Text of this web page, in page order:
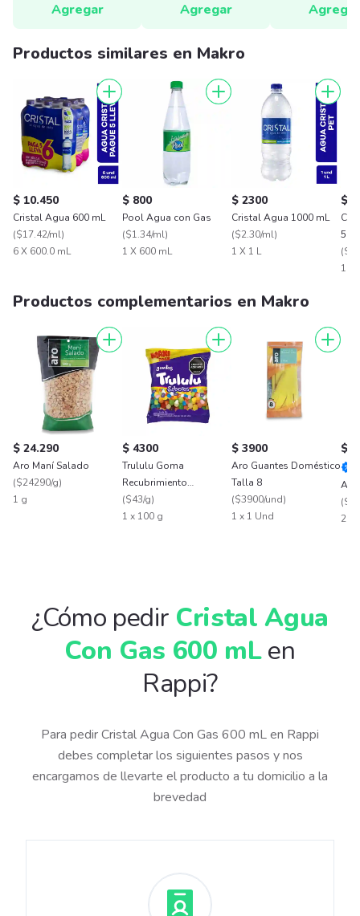
Agregar
Agregar
Agregar
Productos similares en Makro
$ 10.450
Cristal Agua 600 mL
($17.42/ml)
6 X 600.0 mL
$ 800
Pool Agua con Gas
($1.34/ml)
1 X 600 mL
$ 2300
Cristal Agua 1000 mL
($2.30/ml)
1 X 1 L
$
(
1 X
Productos complementarios en Makro
$ 24.290
Aro Maní Salado
($24290/g)
1 g
$ 4300
Trululu Goma
Recubrimiento
Confitado Frutal
($43/g)
1 x 100 g
$ 3900
Aro Guantes Doméstico
Talla 8
($3900/und)
1 x 1 Und
$
Aro
(
¿Cómo pedir Cristal Agua
Con Gas 600 mLen
Rappi?
Para pedir Cristal Agua Con Gas 600 mL en Rappi
debes completar los siguientes pasos y nos
encargamos de llevarte el producto a tu domicilio a la
brevedad